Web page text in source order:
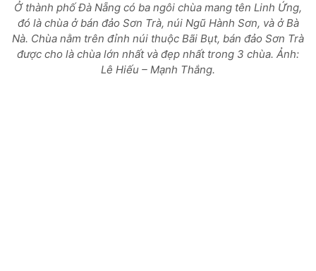
Ở thành phố Đà Nẵng có ba ngôi chùa mang tên Linh Ứng,
đó là chùa ở bán đảo Sơn Trà, núi Ngũ Hành Sơn, và ở Bà
Nà. Chùa nằm trên đỉnh núi thuộc Bãi Bụt, bán đảo Sơn Trà
được cho là chùa lớn nhất và đẹp nhất trong 3 chùa. Ảnh:
Lê Hiếu – Mạnh Thắng.